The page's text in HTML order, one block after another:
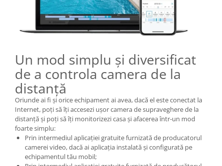
Un mod simplu și diversificat
de a controla camera de la
distanță
Oriunde ai fi și orice echipament ai avea, dacă el este conectat la
Internet, poți să îți accesezi ușor camera de supraveghere de la
distanță și poți să îți monitorizezi casa și afacerea într-un mod
foarte simplu:
Prin intermediul aplicației gratuite furnizată de producatorul
camerei video, dacă ai aplicația instalată și configurată pe
echipamentul tău mobil;